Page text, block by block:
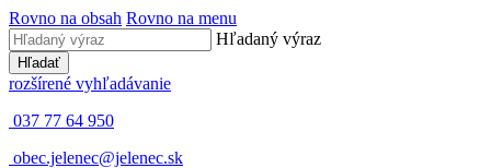
Rovno na obsah Rovno na menu
Hľadaný výraz
Hľadať
rozšírené vyhľadávanie
037 77 64 950
obec.jelenec@jelenec.sk